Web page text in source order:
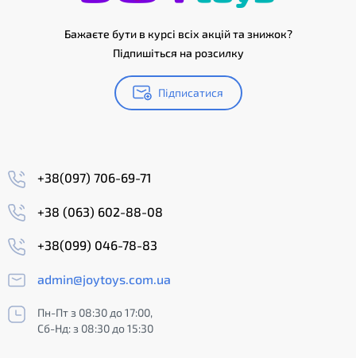
Бажаєте бути в курсі всіх акцій та знижок?
Підпишіться на розсилку
Підписатися
+38(097) 706-69-71
+38 (063) 602-88-08
+38(099) 046-78-83
admin@joytoys.com.ua
Пн-Пт з 08:30 до 17:00,
Сб-Нд: з 08:30 до 15:30